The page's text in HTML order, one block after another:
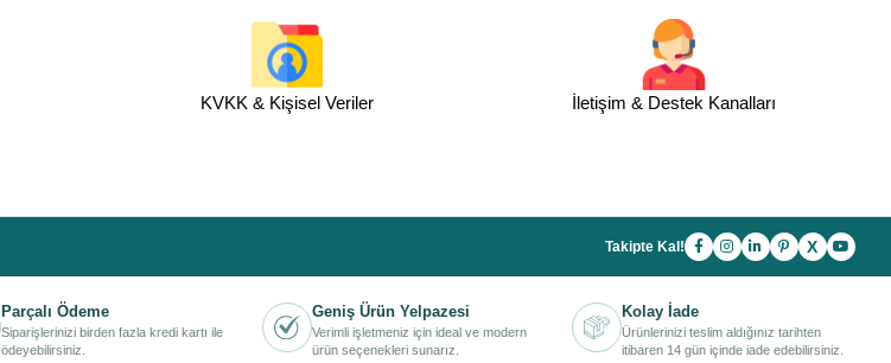
KVKK & Kişisel Veriler İletişim & Destek Kanalları
Takipte Kal! X
Parçalı Ödeme
Siparişlerinizi birden fazla kredi kartı ile
ödeyebilirsiniz.
Geniş Ürün Yelpazesi
Verimli işletmeniz için ideal ve modern
ürün seçenekleri sunarız.
Kolay İade
Ürünlerinizi teslim aldığınız tarihten
itibaren 14 gün içinde iade edebilirsiniz.